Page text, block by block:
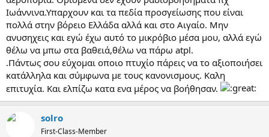
Ιωάννινα.Υπαρχουν και τα πεδία προσγείωσης που είναι
πολλά στην βόρειο Ελλάδα αλλά και στο Αιγαίο. Μην
ανυσηχεις και εγώ έχω αυτό το μικρόβιο μέσα μου, αλλά εγώ
θέλω να μπω στα βαθειά,θέλω να πάρω atpl.
.Πάντως σου εύχομαι οποιο πτυχίο πάρεις να το αξιοποιήσει
κατάλληλα και σύμφωνα με τους κανονισμους. Καλη
επιτυχία. Και ελπίζω κατα ενα μέρος να βοήθησαν.
solro
First-Class-Member